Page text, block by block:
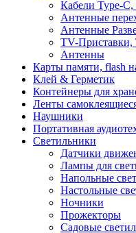
Кабели Type-
Антенные
Антенные
TV-
Антенны
Карты памяти, flash
Клей & Герметик
Контейнеры для
Ленты
Наушники
Портативная
Светильники
Датчики
Лампы для
Напольные
Настольные
Ночники
Прожекторы
Садовые